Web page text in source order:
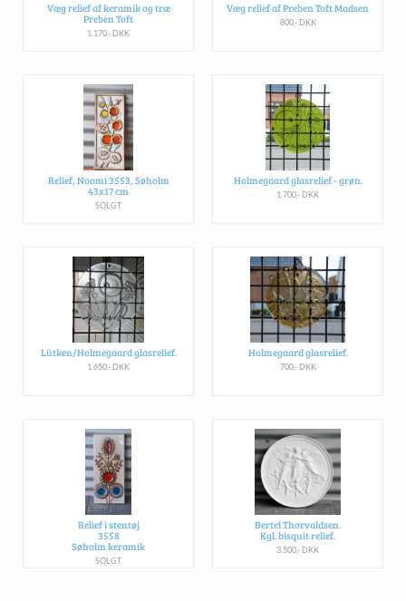
Væg relief af keramik og træ
Preben Toft
1.170,- DKK
Væg relief af Preben Toft Madsen
800,- DKK
Relief, Noomi 3553, Søholm
43x17 cm
SOLGT
Holmegaard glasrelief - grøn.
1.700,- DKK
Lütken/Holmegaard glasrelief.
1.650,- DKK
Holmegaard glasrelief.
700,- DKK
Relief i stentøj
3558
Søholm keramik
SOLGT
Bertel Thorvaldsen.
Kgl. bisquit relief.
3.500,- DKK